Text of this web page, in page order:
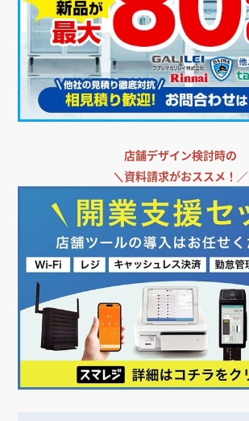
店舗デザイン検討時の
＼資料請求がおススメ！／